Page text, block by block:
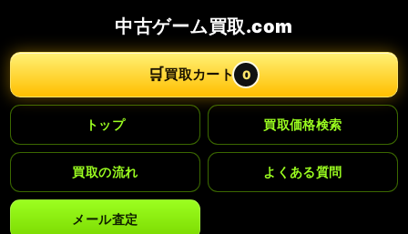
中古ゲーム買取.com
🛒買取カート 0
トップ 買取価格検索
買取の流れ よくある質問
メール査定